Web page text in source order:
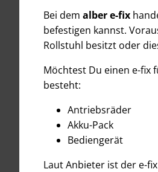
Bei dem alber e-fix
befestigen kannst.
Rollstuhl besitzt oder
Möchtest Du einen e-fix
besteht:
Antriebsräder
Akku-Pack
Bediengerät
Laut Anbieter ist der e-